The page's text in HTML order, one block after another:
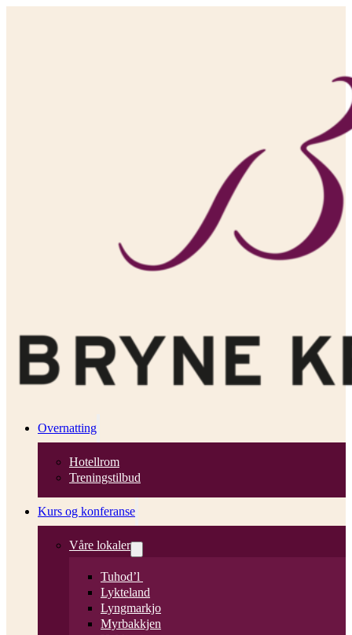
Overnatting
Hotellrom
Treningstilbud
Kurs og konferanse
Våre lokaler
Tuhod’l
Lykteland
Lyngmarkjo
Myrbakkjen